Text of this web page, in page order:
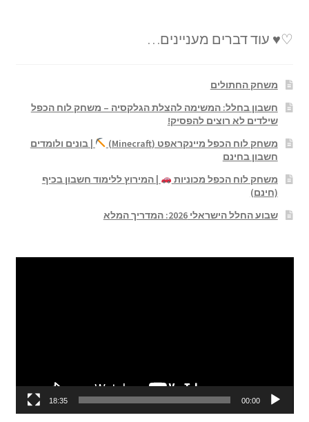
♡♥ עוד דברים מעניינים…
משחק החתולים
חשבון בחלל: המשימה להצלת הגלקסיה – משחק לוח הכפל
שילדים לא רוצים להפסיק!
משחק לוח הכפל מיינקראפט (Minecraft)
| בונים ולומדים
חשבון בחינם
משחק לוח הכפל מכוניות
| המירוץ ללימוד חשבון בכיף
(חינם)
שבוע החלל הישראלי 2026: המדריך המלא
00:00
18:35